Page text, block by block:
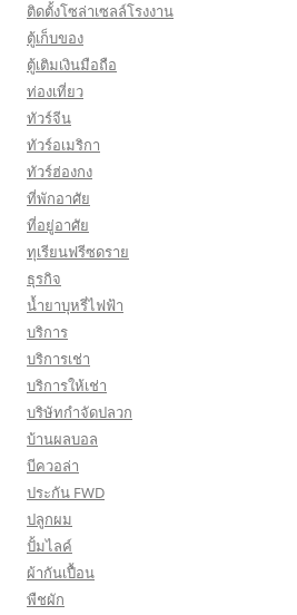
ติดตั้งโซล่าเซลล์โรงงาน
ตู้เก็บของ
ตู้เติมเงินมือถือ
ท่องเที่ยว
ทัวร์จีน
ทัวร์อเมริกา
ทัวร์ฮ่องกง
ที่พักอาศัย
ที่อยู่อาศัย
ทุเรียนฟรีซดราย
ธุรกิจ
น้ำยาบุหรี่ไฟฟ้า
บริการ
บริการเช่า
บริการให้เช่า
บริษัทกำจัดปลวก
บ้านผลบอล
บีควอล่า
ประกัน FWD
ปลูกผม
ปั้มไลค์
ผ้ากันเปื้อน
พืชผัก